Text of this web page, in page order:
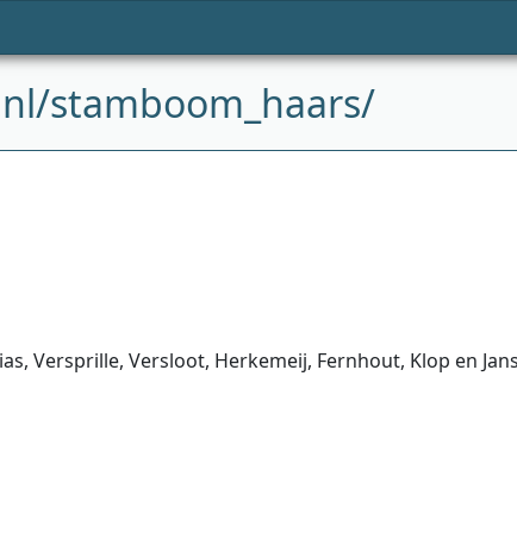
stamboom_haars/
Versprille, Versloot, Herkemeij, Fernhout, Klop en